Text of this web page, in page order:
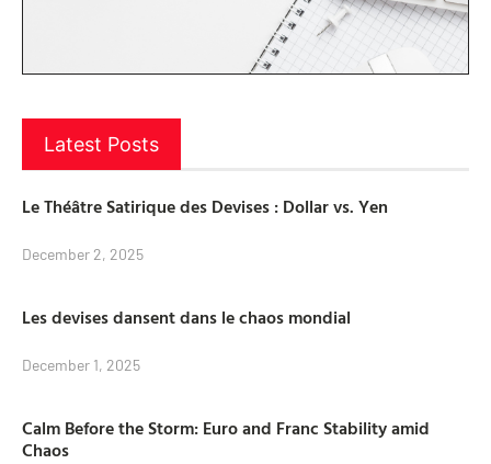
Latest Posts
Le Théâtre Satirique des Devises : Dollar vs. Yen
December 2, 2025
Les devises dansent dans le chaos mondial
December 1, 2025
Calm Before the Storm: Euro and Franc Stability amid
Chaos